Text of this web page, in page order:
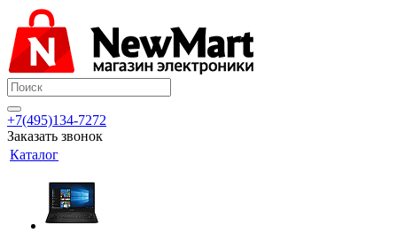
+7(495)134-7272
Заказать звонок
Каталог